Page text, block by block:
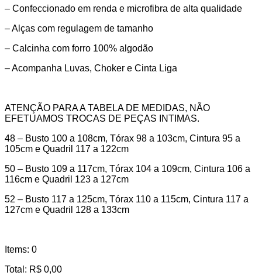
– Confeccionado em renda e microfibra de alta qualidade
– Alças com regulagem de tamanho
– Calcinha com forro 100% algodão
– Acompanha Luvas, Choker e Cinta Liga
ATENÇÃO PARA A TABELA DE MEDIDAS, NÃO
EFETUAMOS TROCAS DE PEÇAS INTIMAS.
48 – Busto 100 a 108cm, Tórax 98 a 103cm, Cintura 95 a
105cm e Quadril 117 a 122cm
50 – Busto 109 a 117cm, Tórax 104 a 109cm, Cintura 106 a
116cm e Quadril 123 a 127cm
52 – Busto 117 a 125cm, Tórax 110 a 115cm, Cintura 117 a
127cm e Quadril 128 a 133cm
Items: 0
Total : R$ 0,00